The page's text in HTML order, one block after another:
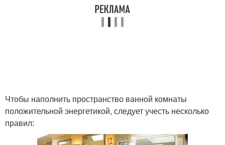
Чтобы наполнить пространство ванной комнаты
положительной энергетикой, следует учесть несколько
правил: